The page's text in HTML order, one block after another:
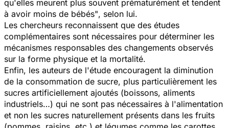
qu'elles meurent plus souvent prématurément et tendent
à avoir moins de bébés", selon lui.
Les chercheurs reconnaissent que des études
complémentaires sont nécessaires pour déterminer les
mécanismes responsables des changements observés
sur la forme physique et la mortalité.
Enfin, les auteurs de l'étude encouragent la diminution
de la consommation de sucre, plus particulièrement les
sucres artificiellement ajoutés (boissons, aliments
industriels…) qui ne sont pas nécessaires à l'alimentation
et non les sucres naturellement présents dans les fruits